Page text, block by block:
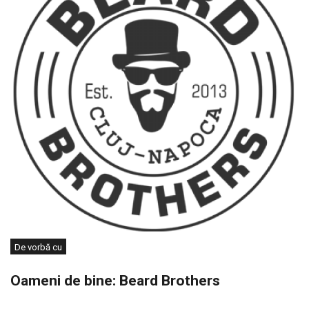
De vorbă cu
Oameni de bine: Beard Brothers